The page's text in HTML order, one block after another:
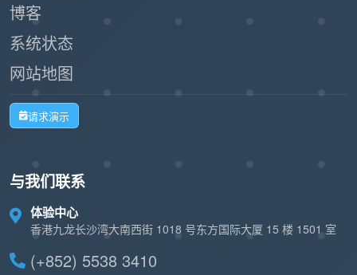
博客
系统状态
网站地图
请求演示
与我们联系
体验中心
香港九龙长沙湾大南西街 1018 号东方国际大厦 15 楼 1501 室
(+852) 5538 3410